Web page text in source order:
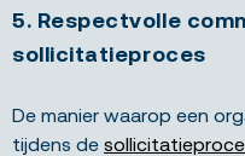
5. Respectvolle
sollicitatieproces
De manier waarop een
tijdens de